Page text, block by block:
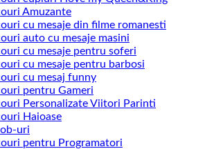
Amuzante
cu mesaje din filme romanesti
auto cu mesaje masini
cu mesaje pentru soferi
cu mesaje pentru barbosi
cu mesaj funny
pentru Gameri
Personalizate Viitori Parinti
Haioase
uri
pentru Programatori